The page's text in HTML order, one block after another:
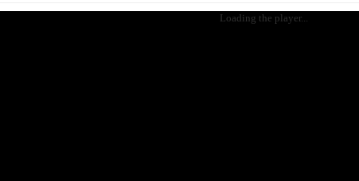
Loading the player...